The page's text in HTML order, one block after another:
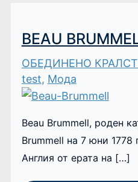
BEAU
ОБЕДИНЕНО
test, Мода
Beau Brummell, роден
Brummell на 7 юни 1778
Англия от ерата на […]